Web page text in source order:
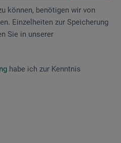
können, benötigen wir von
Einzelheiten zur Speicherung
Sie in unserer
habe ich zur Kenntnis